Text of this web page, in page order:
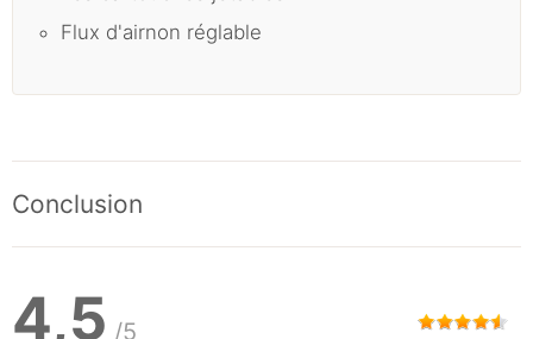
Flux d'airnon réglable
Conclusion
4,5 /5